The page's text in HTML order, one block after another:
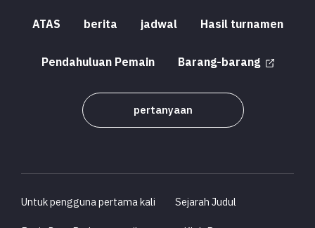
ATAS berita jadwal Hasil turnamen
Pendahuluan Pemain Barang-barang
pertanyaan
Untuk pengguna pertama kali
Sejarah Judul